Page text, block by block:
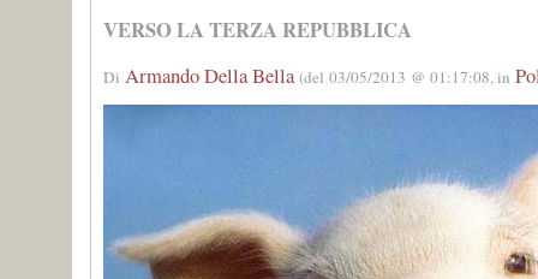
VERSO LA TERZA REPUBBLICA
Di Armando Della Bella(del 03/05/2013 @ 01:17:08, in